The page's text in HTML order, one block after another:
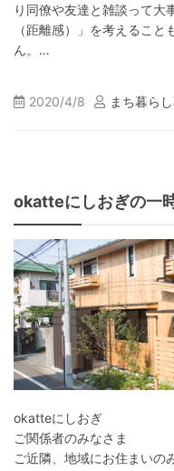
り同僚や友達と雑談って大
（距離感）」を考えるこ
ん。…
2020/4/8 まち暮ら
okatteにしおぎの一
okatteにしおぎ
ご関係者のみなさま
ご近隣、地域にお住まいの